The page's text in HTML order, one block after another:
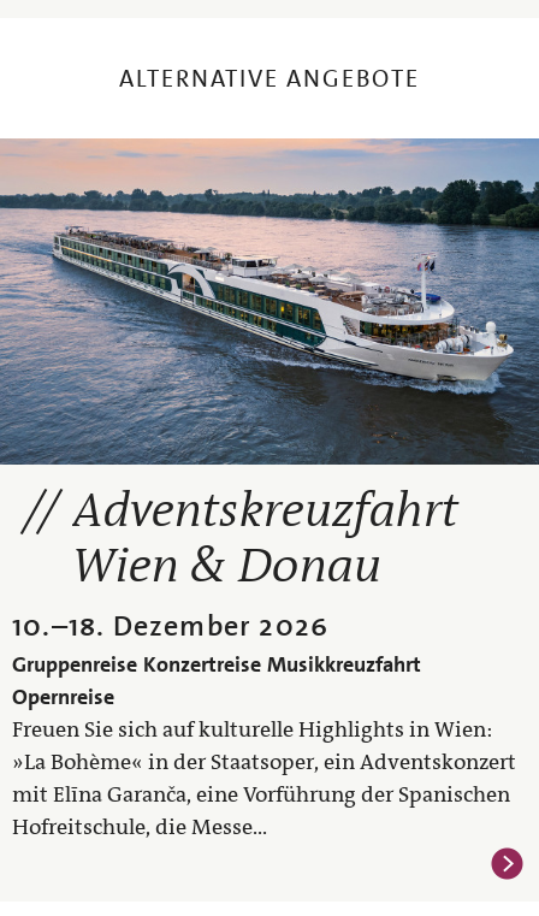
ALTERNATIVE ANGEBOTE
Adventskreuzfahrt
Wien & Donau
10.–18. Dezember 2026
Gruppenreise Konzertreise Musikkreuzfahrt
Opernreise
Freuen Sie sich auf kulturelle Highlights in Wien:
»La Bohème« in der Staatsoper, ein Adventskonzert
mit Elīna Garanča, eine Vorführung der Spanischen
Hofreitschule, die Messe...